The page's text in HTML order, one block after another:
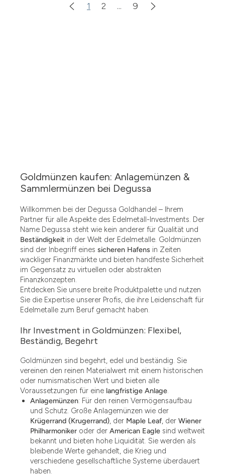
1 2 ... 9
Goldmünzen kaufen: Anlagemünzen &
Sammlermünzen bei Degussa
Willkommen bei der Degussa Goldhandel – Ihrem
Partner für alle Aspekte des Edelmetall-Investments. Der
Name Degussa steht wie kein anderer für Qualität und
Beständigkeit in der Welt der Edelmetalle. Goldmünzen
sind der Inbegriff eines sicheren Hafens in Zeiten
wackliger Finanzmärkte und bieten handfeste Sicherheit
im Gegensatz zu virtuellen oder abstrakten
Finanzkonzepten.
Entdecken Sie unsere breite Produktpalette und nutzen
Sie die Expertise unserer Profis, die ihre Leidenschaft für
Edelmetalle zum Beruf gemacht haben.
Ihr Investment in Goldmünzen: Flexibel,
Beständig, Begehrt
Goldmünzen sind begehrt, edel und beständig. Sie
vereinen den reinen Materialwert mit einem historischen
oder numismatischen Wert und bieten alle
Voraussetzungen für eine langfristige Anlage.
Anlagemünzen: Für den reinen Vermögensaufbau
und Schutz. Große Anlagemünzen wie der
Krügerrand (Krugerrand), der Maple Leaf, der Wiener
Philharmoniker oder der American Eagle sind weltweit
bekannt und bieten hohe Liquidität. Sie werden als
bleibende Werte gehandelt, die Krieg und
verschiedene gesellschaftliche Systeme überdauert
haben.